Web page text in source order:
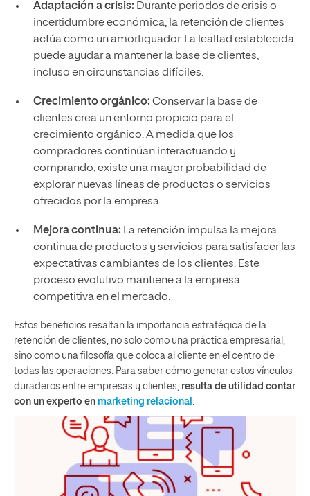
Adaptación a crisis: Durante periodos de crisis o
incertidumbre económica, la retención de clientes
actúa como un amortiguador. La lealtad establecida
puede ayudar a mantener la base de clientes,
incluso en circunstancias difíciles.
Crecimiento orgánico: Conservar la base de
clientes crea un entorno propicio para el
crecimiento orgánico. A medida que los
compradores continúan interactuando y
comprando, existe una mayor probabilidad de
explorar nuevas líneas de productos o servicios
ofrecidos por la empresa.
Mejora continua: La retención impulsa la mejora
continua de productos y servicios para satisfacer las
expectativas cambiantes de los clientes. Este
proceso evolutivo mantiene a la empresa
competitiva en el mercado.
Estos beneficios resaltan la importancia estratégica de la
retención de clientes, no solo como una práctica empresarial,
sino como una filosofía que coloca al cliente en el centro de
todas las operaciones. Para saber cómo generar estos vínculos
duraderos entre empresas y clientes, resulta de utilidad contar
con un experto en marketing relacional .